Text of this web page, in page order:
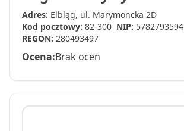
Adres: Elbląg, ul. Marymoncka 2D
Kod pocztowy: 82-300 NIP: 5782793594
REGON: 280493497
Ocena:Brak ocen